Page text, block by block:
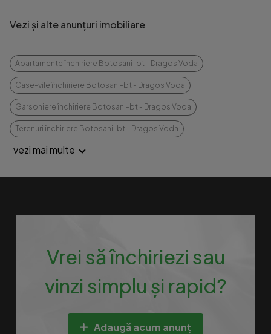
Vezi și alte anunțuri imobiliare
Apartamente închiriere Botosani-bt - Dragos Voda
Case-vile închiriere Botosani-bt - Dragos Voda
Garsoniere închiriere Botosani-bt - Dragos Voda
Terenuri închiriere Botosani-bt - Dragos Voda
vezi mai multe
Vrei să închiriezi sau
vinzi simplu și rapid?
Adaugă acum anunț